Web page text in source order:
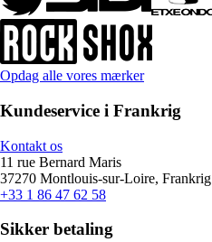
Opdag alle vores mærker
Kundeservice i Frankrig
Kontakt os
11 rue Bernard Maris
37270 Montlouis-sur-Loire, Frankrig
+33 1 86 47 62 58
Sikker betaling